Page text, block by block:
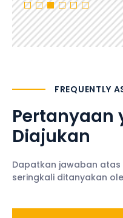
FREQUENTLY
Pertanyaan
Diajukan
Dapatkan jawaban
seringkali ditanyakan